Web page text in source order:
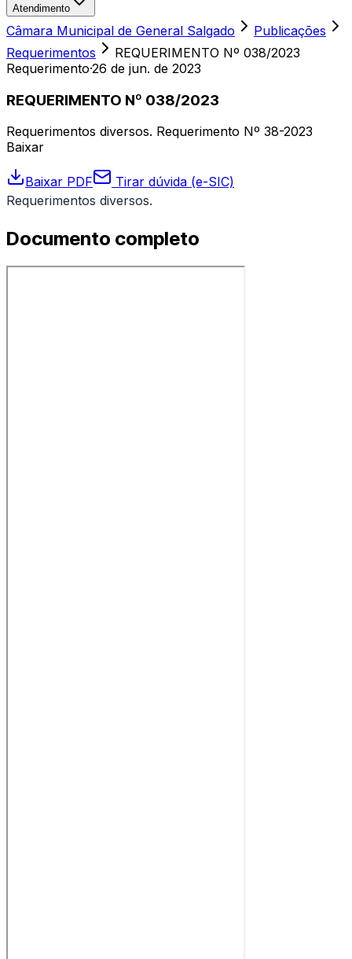
Atendimento
Câmara Municipal de General Salgado
Publicações
Requerimentos
REQUERIMENTO Nº 038/2023
Requerimento·26 de jun. de 2023
REQUERIMENTO Nº 038/2023
Requerimentos diversos. Requerimento Nº 38-2023
Baixar
Baixar PDF
Tirar dúvida (e-SIC)
Requerimentos diversos.
Documento completo